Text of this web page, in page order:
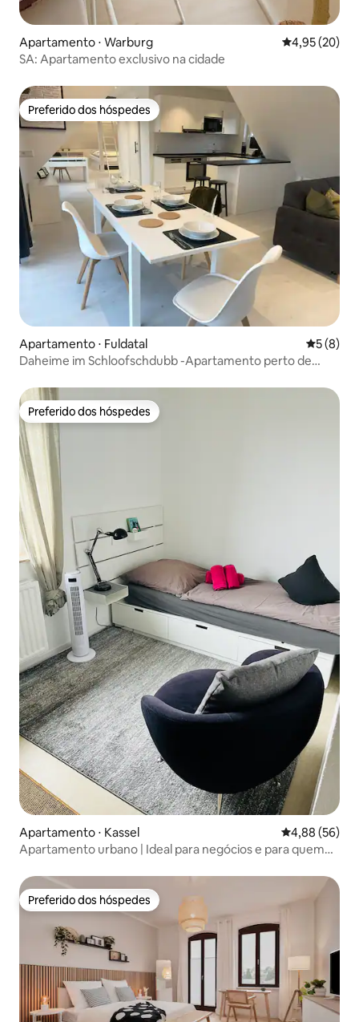
Apartamento ⋅ Warburg 4,95 de uma
4,95 (20)
SA: Apartamento exclusivo na cidade
Preferido dos hóspedes
Preferido dos hóspedes
Apartamento ⋅ Fuldatal 5 de
5 (8)
Daheime im Schloofschdubb -Apartamento perto de
Preferido dos hóspedes
Preferido dos hóspedes
Apartamento ⋅ Kassel 4,88 de uma
4,88 (56)
Apartamento urbano | Ideal para negócios e para quem
Preferido dos hóspedes
Preferido dos hóspedes